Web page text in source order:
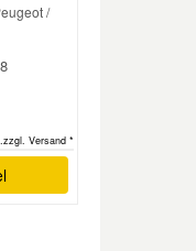
/
Versand *